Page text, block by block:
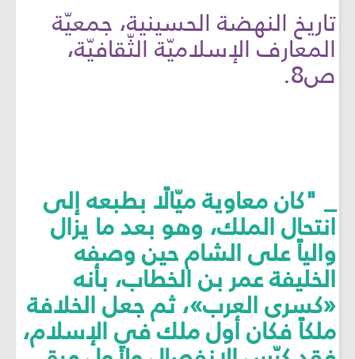
تاريخ النهضة الحسينية، جمعيّة
المعارف الإسلاميّة الثّقافيّة،
ص8.
_ "كان معاوية ميّالًا بطبعه إلى
انتحال الملك، وهو بعد ما يزال
والياً على الشام حين وصفه
الخليفة عمر بن الخطاب، بأنه
«كسرى العرب»، ثم جعل الخلافة
ملكاً فكان أول ملك في الإسلام،